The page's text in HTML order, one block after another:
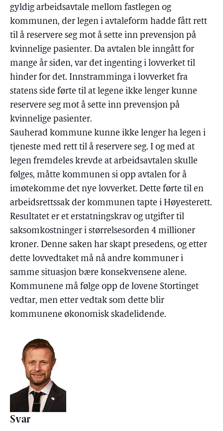
gyldig arbeidsavtale mellom fastlegen og
kommunen, der legen i avtaleform hadde fått rett
til å reservere seg mot å sette inn prevensjon på
kvinnelige pasienter. Da avtalen ble inngått for
mange år siden, var det ingenting i lovverket til
hinder for det. Innstramminga i lovverket fra
statens side førte til at legene ikke lenger kunne
reservere seg mot å sette inn prevensjon på
kvinnelige pasienter.
Sauherad kommune kunne ikke lenger ha legen i
tjeneste med rett til å reservere seg. I og med at
legen fremdeles krevde at arbeidsavtalen skulle
følges, måtte kommunen si opp avtalen for å
imøtekomme det nye lovverket. Dette førte til en
arbeidsrettssak der kommunen tapte i Høyesterett.
Resultatet er et erstatningskrav og utgifter til
saksomkostninger i størrelsesorden 4 millioner
kroner. Denne saken har skapt presedens, og etter
dette lovvedtaket må nå andre kommuner i
samme situasjon bære konsekvensene alene.
Kommunene må følge opp de lovene Stortinget
vedtar, men etter vedtak som dette blir
kommunene økonomisk skadelidende.
Svar